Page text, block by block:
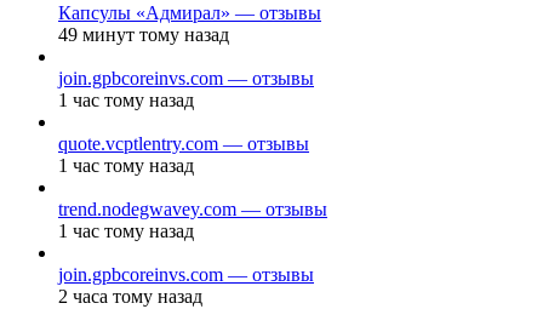
Капсулы «Адмирал» — отзывы
49 минут тому назад
join.gpbcoreinvs.com — отзывы
1 час тому назад
quote.vcptlentry.com — отзывы
1 час тому назад
trend.nodegwavey.com — отзывы
1 час тому назад
join.gpbcoreinvs.com — отзывы
2 часа тому назад